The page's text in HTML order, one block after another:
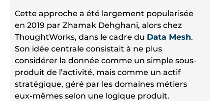
Cette approche a été largement popularisée
en 2019 par Zhamak Dehghani, alors chez
ThoughtWorks, dans le cadre du Data Mesh.
Son idée centrale consistait à ne plus
considérer la donnée comme un simple sous-
produit de l’activité, mais comme un actif
stratégique, géré par les domaines métiers
eux-mêmes selon une logique produit.